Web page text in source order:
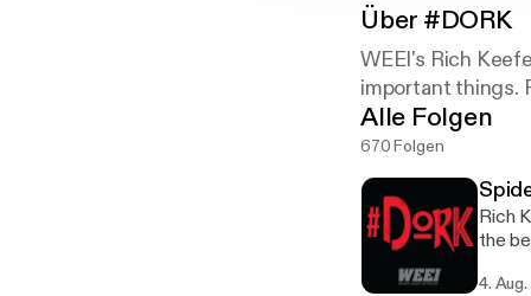
Über #DORK
WEEI's Rich
important things.
Alle Folgen
670 Folgen
Rich
the
4.